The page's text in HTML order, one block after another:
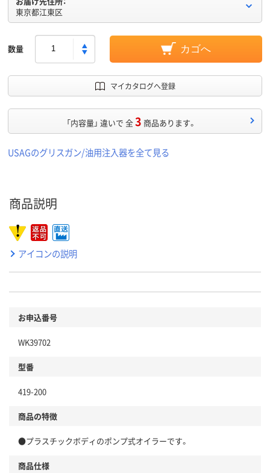
東京都江東区
数量 カゴへ
マイカタログへ登録
「内容量」 違いで 全3 商品あります。
USAGのグリスガン/油用注入器を全て見る
商品説明
アイコンの説明
お申込番号
WK39702
型番
419-200
商品の特徴
●プラスチックボディのポンプ式オイラーです。
商品仕様